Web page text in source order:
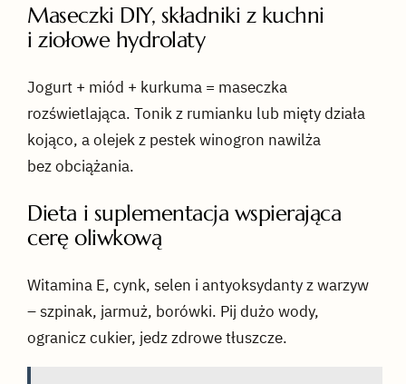
Maseczki DIY, składniki z kuchni
i ziołowe hydrolaty
Jogurt + miód + kurkuma = maseczka
rozświetlająca. Tonik z rumianku lub mięty działa
kojąco, a olejek z pestek winogron nawilża
bez obciążania.
Dieta i suplementacja wspierająca
cerę oliwkową
Witamina E, cynk, selen i antyoksydanty z warzyw
– szpinak, jarmuż, borówki. Pij dużo wody,
ogranicz cukier, jedz zdrowe tłuszcze.